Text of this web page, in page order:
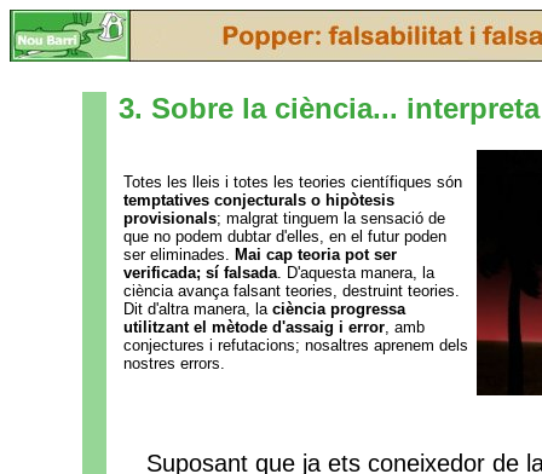
3. Sobre la ciència... interpreta
Totes les lleis i totes les teories científiques són
temptatives conjecturals o hipòtesis
provisionals; malgrat tinguem la sensació de
que no podem dubtar d'elles, en el futur poden
ser eliminades. Mai cap teoria pot ser
verificada; sí falsada. D'aquesta manera, la
ciència avança falsant teories, destruint teories.
Dit d'altra manera, la ciència progressa
utilitzant el mètode d'assaig i error, amb
conjectures i refutacions; nosaltres aprenem dels
nostres errors.
Suposant que ja ets coneixedor de